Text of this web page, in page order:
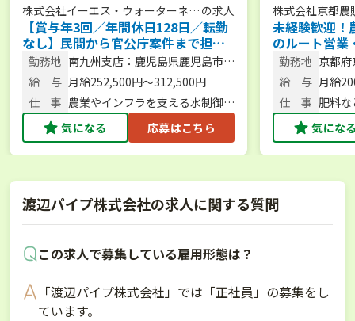
株式会社イーエス・ウォーターネッ
ト
の求人
【賞与年3回／年間休日128日／転勤
なし】民間から官公庁案件まで担
当！農業用散水機トップメーカーの
提案営業職＜鹿児島勤務＞
勤務地 南九州支店：鹿児島県鹿児島市下
荒田4丁目54番15号
給 与 月給252,500円～312,500円
仕 事 農業やインフラを支える水制御機
器・散水システムの提案営業
気になる 応募はこちら
株式会社京都農
未経験歓迎！
のルート営業
イム制／完
手当充実◎】
勤務地 京都
町1-1
給 与 月給
仕 事 肥料
気にな
渡辺パイプ株式会社の求人に関する質問
この求人で募集している雇用形態は？
「渡辺パイプ株式会社」では「正社員」の募集をし
ています。